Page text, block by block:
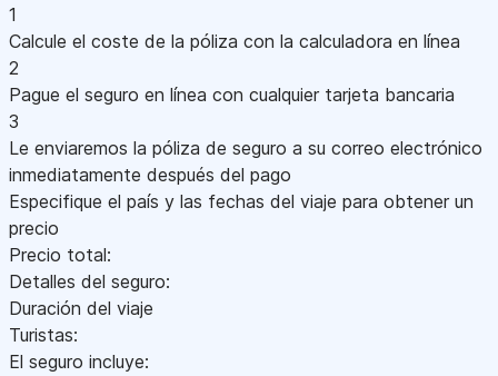
1
Calcule el coste de la póliza con la calculadora en línea
2
Pague el seguro en línea con cualquier tarjeta bancaria
3
Le enviaremos la póliza de seguro a su correo electrónico
inmediatamente después del pago
Especifique el país y las fechas del viaje para obtener un
precio
Precio total:
Detalles del seguro:
Duración del viaje
Turistas:
El seguro incluye: